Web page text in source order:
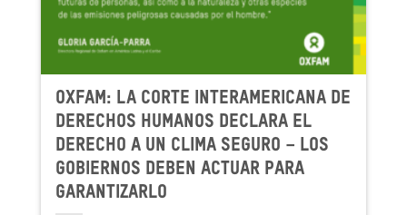
Oxfam: La Corte Interamericana de
Derechos Humanos declara el
derecho a un clima seguro – Los
gobiernos deben actuar para
garantizarlo